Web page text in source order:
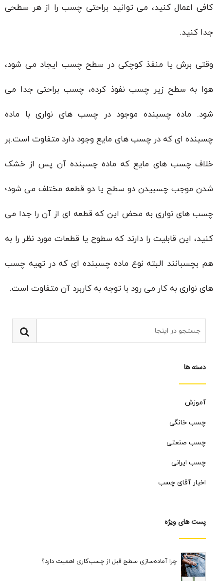
دسته ها
آموزش
چسب خانگی
چسب صنعتی
چسب ایرانی
اخبار آقای چسب
پست های ویژه
چرا آماده‌سازی سطح قبل از چسب‌کاری اهمیت دارد؟
کافی اعمال کنید، می توانید براحتی چسب را از هر سطحی
جدا کنید.
وقتی برش یا منفذ کوچکی در سطح چسب ایجاد می شود،
هوا به سطح زیر چسب نفوذ کرده، چسب براحتی جدا می
شود. ماده چسبنده موجود در چسب های نواری با ماده
چسبنده ای که در چسب های مایع وجود دارد متفاوت است.بر
خلاف چسب های مایع که ماده چسبنده آن پس از خشک
شدن موجب چسبیدن دو سطح یا دو قطعه مختلف می شود؛
چسب های نواری به محض این که قطعه ای از آن را جدا می
کنید، این قابلیت را دارند که سطوح یا قطعات مورد نظر را به
هم بچسبانند البته نوع ماده چسبنده ای که در تهیه چسب
های نواری به کار می رود با توجه به کاربرد آن متفاوت است.